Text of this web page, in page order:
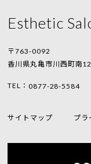
Esthetic
〒763-0092
香川県丸亀市川西町南
TEL：0877-28-5584
サイトマップ プラ